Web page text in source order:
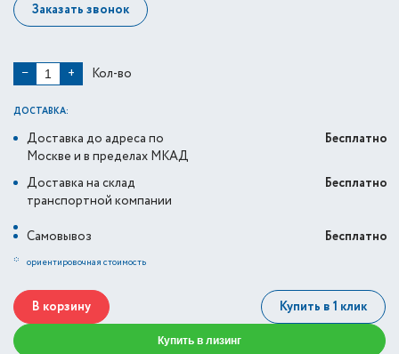
Заказать звонок
− + Кол-во
ДОСТАВКА:
Доставка до адреса по
Москве и в пределах МКАД
Бесплатно
Доставка на склад
транспортной компании
Бесплатно
Самовывоз
Бесплатно
* ориентировочная стоимость
В корзину Купить в 1 клик
Купить в лизинг